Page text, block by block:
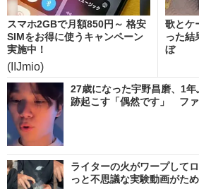
スマホ2GBで月額850円～ 格安
SIMをお得に使うキャンペーン
実施中！
(IIJmio)
歌とケ
った結
ぼ
27歳になった宇野昌磨、1
跡起こす「偶然です」 フ
ライターの火がワープして
っと不思議な実験動画がた